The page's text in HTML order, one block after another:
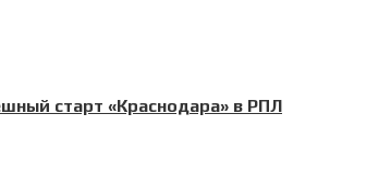
старт «Краснодара» в РПЛ